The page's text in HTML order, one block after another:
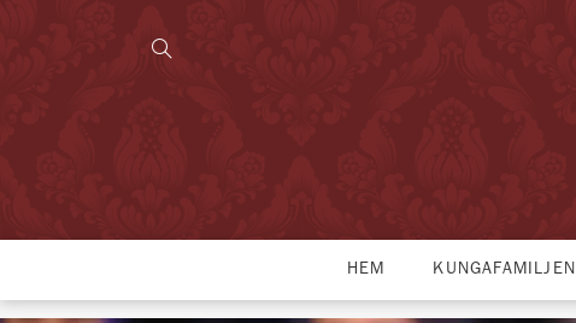
HEM KUNGAFAMILJEN